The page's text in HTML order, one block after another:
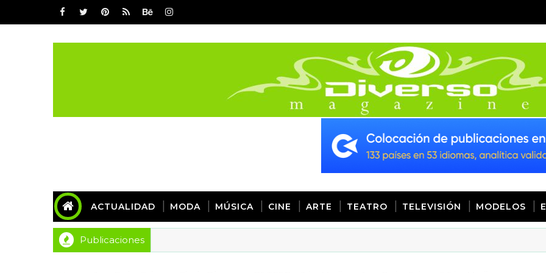
ACTUALIDAD MODA MÚSICA CINE ARTE TEATRO TELEVISIÓN MODELOS
Publicaciones